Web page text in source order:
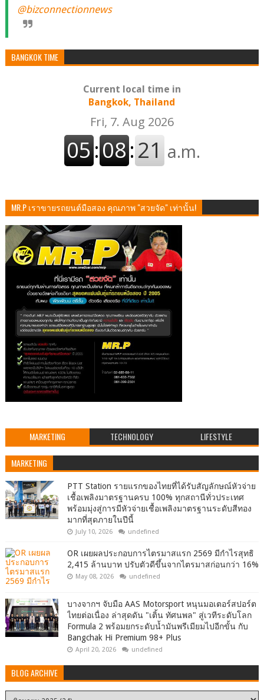
@bizconnectionnews
BANGKOK TIME
Current local time in
Bangkok, Thailand
MR.P เราขายรถยนต์มือสอง คุณภาพ "สวยจัด" เท่านั้น!
MARKETING TECHNOLOGY LIFESTYLE
MARKETING
PTT Station รายแรกของไทยที่ได้รับสัญลักษณ์หัวจ่าย
เชื้อเพลิงมาตรฐานครบ 100% ทุกสถานีทั่วประเทศ
พร้อมมุ่งสู่การมีหัวจ่ายเชื้อเพลิงมาตรฐานระดับสีทอง
มากที่สุดภายในปีนี้
July 10, 2026 undefined
OR เผยผลประกอบการไตรมาสแรก 2569 มีกำไรสุทธิ
2,415 ล้านบาท ปรับตัวดีขึ้นจากไตรมาสก่อนกว่า 16%
May 08, 2026 undefined
บางจากฯ จับมือ AAS Motorsport หนุนมอเตอร์สปอร์ต
ไทยต่อเนื่อง ล่าสุดดัน "เติ้น ทัศนพล" สู่เวทีระดับโลก
Formula 2 พร้อมยกระดับน้ำมันพรีเมียมไปอีกขั้น กับ
Bangchak Hi Premium 98+ Plus
April 20, 2026 undefined
BLOG ARCHIVE